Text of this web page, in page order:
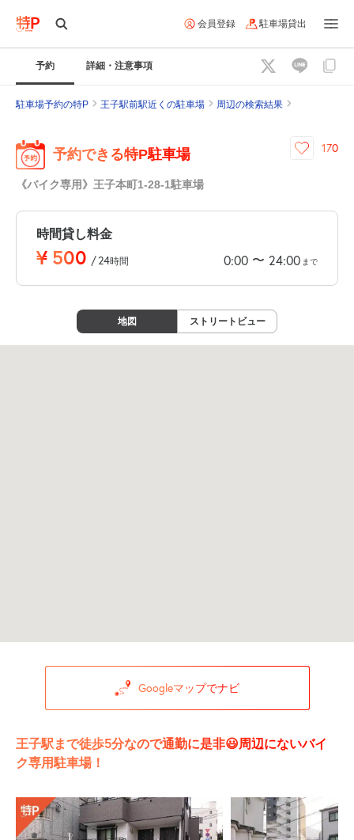
会員登録 駐車場貸出
予約 詳細・注意事項
駐車場予約の特P 王子駅前駅近くの駐車場 周辺の検索結果
予約できる特P駐車場
《バイク専用》王子本町1-28-1駐車場
170
時間貸し料金
¥ 500 /24時間 0:00 〜 24:00 まで
地図 ストリートビュー
Googleマップでナビ
王子駅まで徒歩5分なので通勤に是非😃周辺にないバイ
ク専用駐車場！